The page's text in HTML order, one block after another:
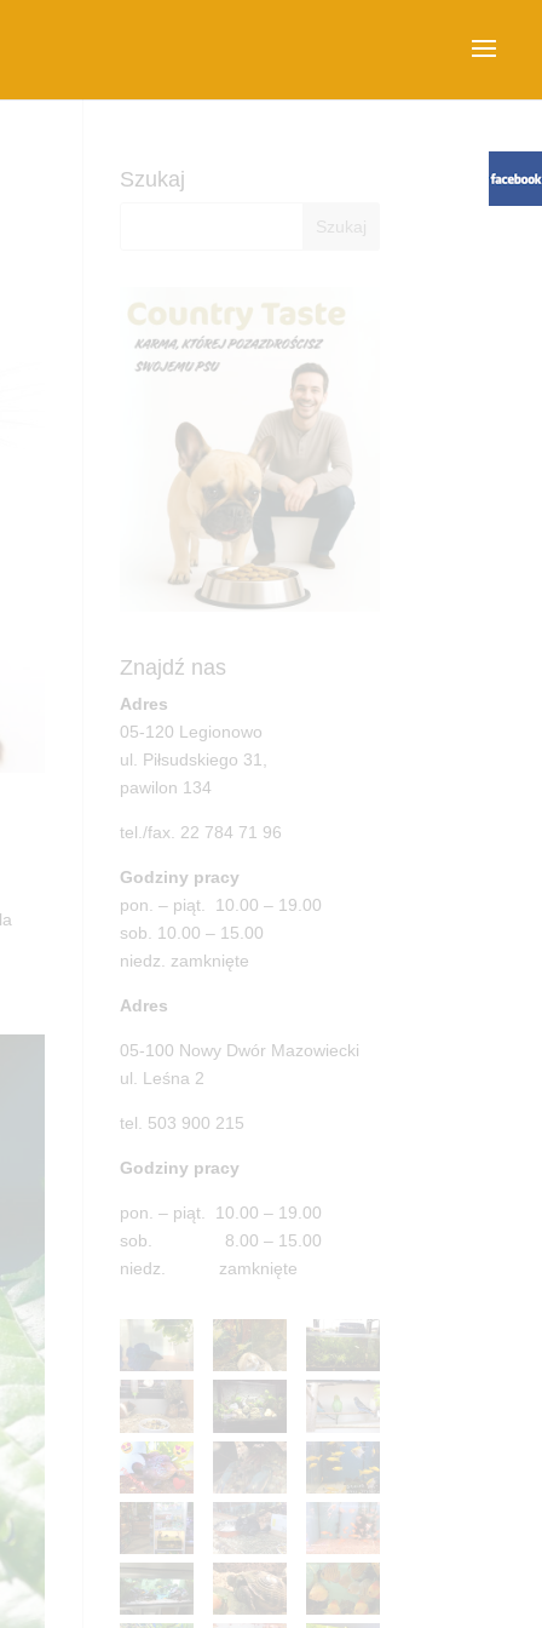
Szukaj
Znajdź nas
Adres
05-120 Legionowo
ul. Piłsudskiego 31,
pawilon 134
tel./fax. 22 784 71 96
Godziny pracy
pon. – piąt. 10.00 – 19.00
sob. 10.00 – 15.00
niedz. zamknięte
Adres
05-100 Nowy Dwór Mazowiecki
ul. Leśna 2
tel. 503 900 215
Godziny pracy
pon. – piąt. 10.00 – 19.00
sob. 8.00 – 15.00
niedz. zamknięte